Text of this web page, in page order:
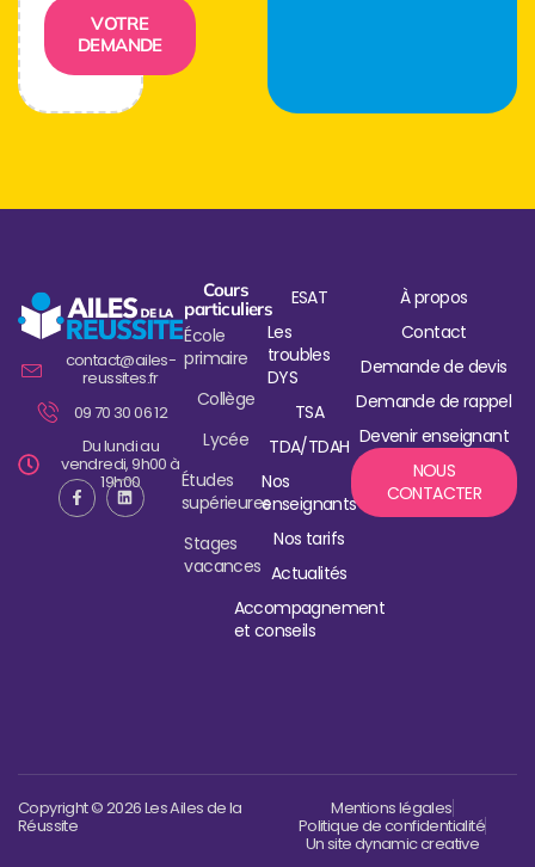
VOTRE
DEMANDE
contact@ailes-
reussites.fr
09 70 30 06 12
Du lundi au
vendredi, 9h00 à
19h00
Cours
particuliers
École
primaire
Collège
Lycée
Études
supérieures
Stages
vacances
ESAT
Les
troubles
DYS
TSA
TDA/TDAH
Nos
enseignants
Nos tarifs
Actualités
Accompagnement
et conseils
À propos
Contact
Demande de devis
Demande de rappel
Devenir enseignant
NOUS
CONTACTER
Copyright © 2026 Les Ailes de la
Réussite
Mentions légales
Politique de confidentialité
Un site dynamic creative